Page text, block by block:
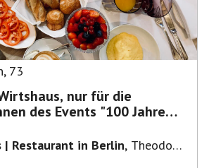
, 73
nur für die
des Events "100 Jahre
| Restaurant in Berlin, Theodor-